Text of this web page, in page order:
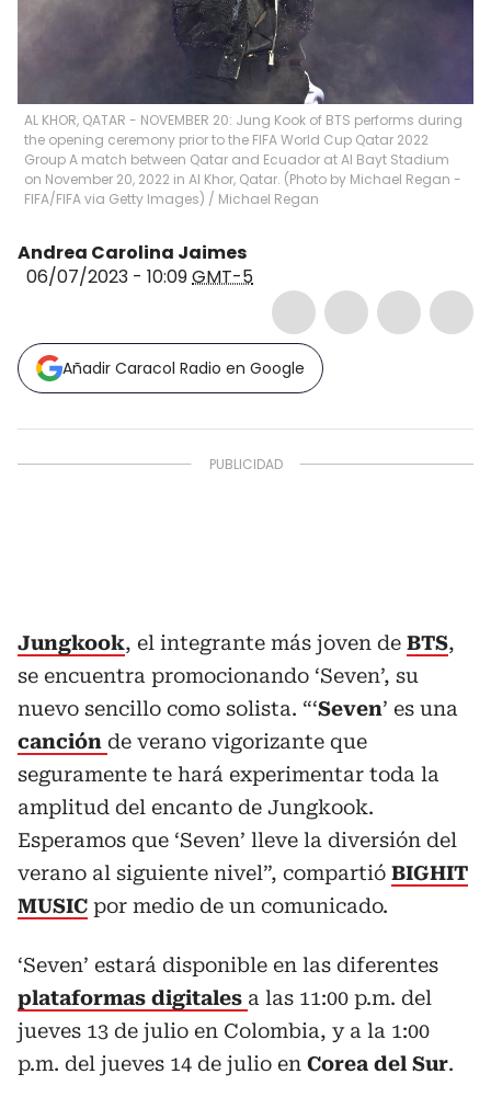
AL KHOR, QATAR - NOVEMBER 20: Jung Kook of BTS performs during
the opening ceremony prior to the FIFA World Cup Qatar 2022
Group A match between Qatar and Ecuador at Al Bayt Stadium
on November 20, 2022 in Al Khor, Qatar. (Photo by Michael Regan -
FIFA/FIFA via Getty Images) / Michael Regan
Andrea Carolina Jaimes
06/07/2023 - 10:09GMT-5
Añadir Caracol Radio en Google
Jungkook, el integrante más joven de BTS,
se encuentra promocionando ‘Seven’, su
nuevo sencillo como solista. “‘Seven’ es una
canción de verano vigorizante que
seguramente te hará experimentar toda la
amplitud del encanto de Jungkook.
Esperamos que ‘Seven’ lleve la diversión del
verano al siguiente nivel”, compartió BIGHIT
MUSIC por medio de un comunicado.
‘Seven’ estará disponible en las diferentes
plataformas digitales a las 11:00 p.m. del
jueves 13 de julio en Colombia, y a la 1:00
p.m. del jueves 14 de julio en Corea del Sur.